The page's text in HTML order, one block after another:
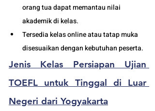
orang tua dapat memantau nilai
akademik di kelas.
Tersedia kelas online atau tatap muka
disesuaikan dengan kebutuhan peserta.
Jenis Kelas Persiapan Ujian
TOEFL untuk Tinggal di Luar
Negeri dari Yogyakarta